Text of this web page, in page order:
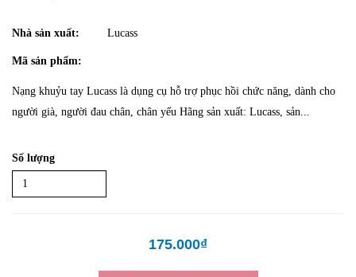
Nhà sản xuất: Lucass
Mã sản phẩm:
Nạng khuỷu tay Lucass là dụng cụ hỗ trợ phục hồi chức năng, dành cho
người già, người đau chân, chân yếu Hãng sản xuất: Lucass, sản...
Số lượng
175.000₫